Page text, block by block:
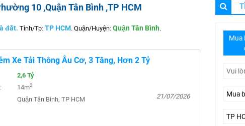
10 ,Quận Tân Bình ,TP HCM
đất. Tỉnh/Tp:TP HCM.Quận/Huyện:Quận Tân Bình.
Xe Tải Thông Âu Cơ, 3 Tầng, Hơn 2 Tỷ
2,6 Tỷ
14m2
Quận Tân Bình, TP HCM 21/07/2026
Mua